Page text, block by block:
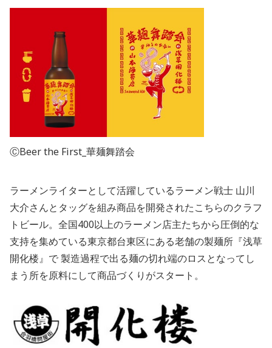
ⒸBeer the First_華麺舞踏会
ラーメンライターとして活躍しているラーメン戦士 山川
大介さんとタッグを組み商品を開発されたこちらのクラフ
トビール。全国400以上のラーメン店主たちから圧倒的な
支持を集めている東京都台東区にある老舗の製麺所『浅草
開化楼』で 製造過程で出る麺の切れ端のロスとなってし
まう所を原料にして商品づくりがスタート。